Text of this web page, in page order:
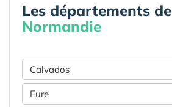
Les départements de
Normandie
Calvados
Eure